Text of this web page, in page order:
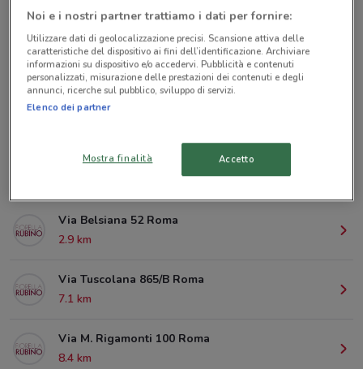
Negozi Fiorella Rubino a Roma
Via Pollio 50 Roma
Via Belsiana 52 Roma
2.9 km
Via Tuscolana 865/B Roma
7.1 km
Via M. Rigamonti 100 Roma
8.4 km
Noi e i nostri partner trattiamo i dati per fornire:
Utilizzare dati di geolocalizzazione precisi. Scansione attiva delle
caratteristiche del dispositivo ai fini dell’identificazione. Archiviare
informazioni su dispositivo e/o accedervi. Pubblicità e contenuti
personalizzati, misurazione delle prestazioni dei contenuti e degli
annunci, ricerche sul pubblico, sviluppo di servizi.
Elenco dei partner
Mostra finalità Accetto